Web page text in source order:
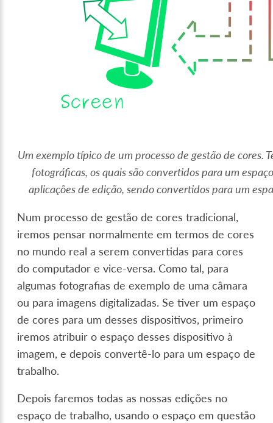
Um exemplo típico de um processo de gestão de cores.
fotográficas, os quais são convertidos para um
aplicações de edição, sendo convertidos para um
Num processo de gestão de cores tradicional,
iremos pensar normalmente em termos de cores
no mundo real a serem convertidas para cores
do computador e vice-versa. Como tal, para
algumas fotografias de exemplo de uma câmara
ou para imagens digitalizadas. Se tiver um espaço
de cores para um desses dispositivos, primeiro
iremos atribuir o espaço desses dispositivo à
imagem, e depois convertê-lo para um espaço de
trabalho.
Depois faremos todas as nossas edições no
espaço de trabalho, usando o espaço em questão